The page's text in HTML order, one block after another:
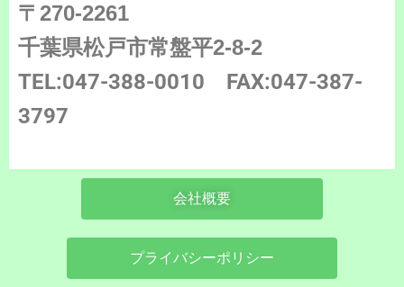
〒270-2261
千葉県松戸市常盤平2-8-2
TEL:047-388-0010 FAX:047-387-
3797
会社概要
プライバシーポリシー